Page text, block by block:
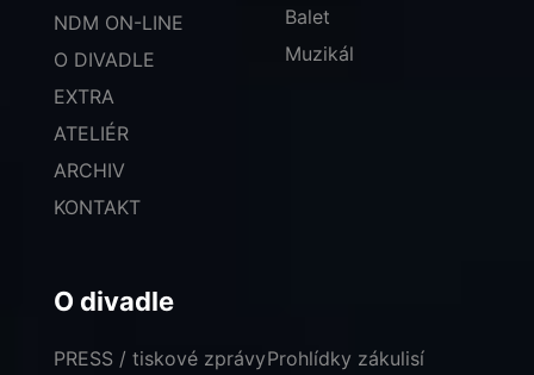
NDM ON-LINE
O DIVADLE
EXTRA
ATELIÉR
ARCHIV
KONTAKT
Balet
Muzikál
O divadle
PRESS / tiskové zprávyProhlídky zákulisí